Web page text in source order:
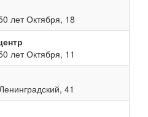
лет Октября, 18
лет Октября, 11
41